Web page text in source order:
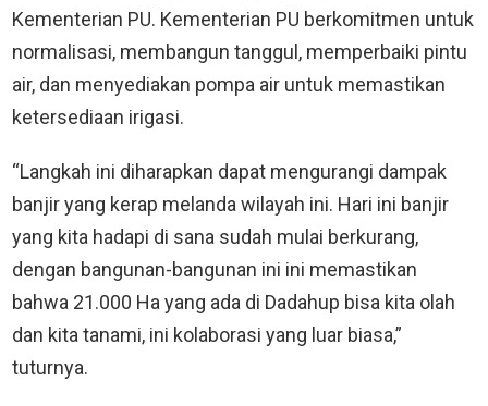
Kementerian PU. Kementerian PU berkomitmen untuk
normalisasi, membangun tanggul, memperbaiki pintu
air, dan menyediakan pompa air untuk memastikan
ketersediaan irigasi.
“Langkah ini diharapkan dapat mengurangi dampak
banjir yang kerap melanda wilayah ini. Hari ini banjir
yang kita hadapi di sana sudah mulai berkurang,
dengan bangunan-bangunan ini ini memastikan
bahwa 21.000 Ha yang ada di Dadahup bisa kita olah
dan kita tanami, ini kolaborasi yang luar biasa,”
tuturnya.